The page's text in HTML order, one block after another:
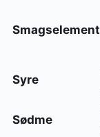
Smagselement
Syre
Sødme